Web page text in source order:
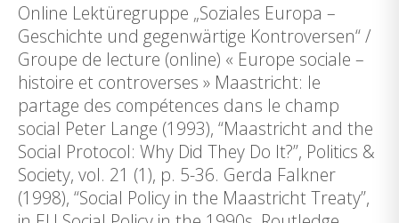
Online Lektüregruppe „Soziales Europa –
Geschichte und gegenwärtige Kontroversen“ /
Groupe de lecture (online) « Europe sociale –
histoire et controverses » Maastricht: le
partage des compétences dans le champ
social Peter Lange (1993), “Maastricht and the
Social Protocol: Why Did They Do It?”, Politics &
Society, vol. 21 (1), p. 5-36. Gerda Falkner
(1998), “Social Policy in the Maastricht Treaty”,